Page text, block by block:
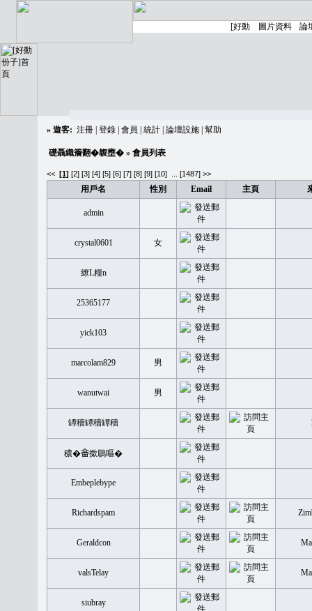
» 遊客: 注冊 登錄 會員 統計 論壇設施 幫助
礎聶織簷翻�䪖壅� » 會員列表
<< [1] [2] [3] [4] [5] [6] [7] [8] [9] [10] [1487] >>
用戶名 性別 Email 主頁
admin
crystal0601 女
繚L糧n
25365177
yick103
marcolam829 男
wanutwai 男
罈穡罈穡罈穡
穠�𤲞撳鶥嘔�
Embeplebype
Richardspam
Geraldcon
valsTelay
siubray